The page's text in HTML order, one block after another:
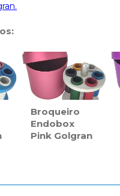
Broqueiro
Endobox
Pink Golgran